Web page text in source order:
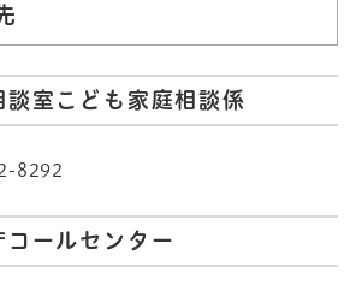
談室こども家庭相談係
8292
コールセンター